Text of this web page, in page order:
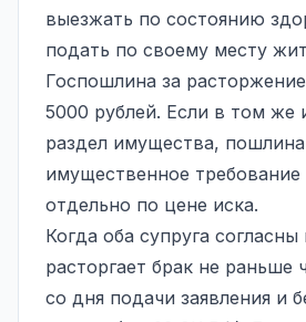
выезжать по состоянию
подать по своему месту
Госпошлина за
5000 рублей. Если в том же
раздел имущества, пошлина
имущественное требование
отдельно по цене иска.
Когда оба супруга
расторгает брак не раньше
со дня подачи заявления и